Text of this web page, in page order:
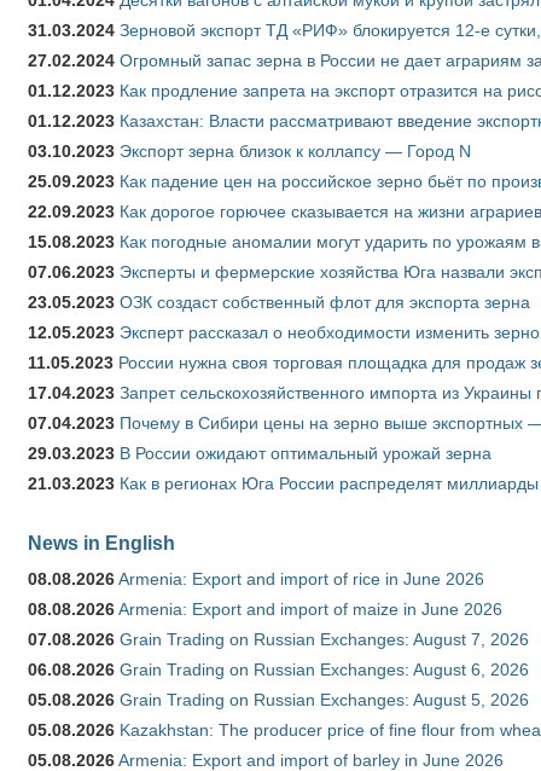
31.03.2024 Зерновой экспорт ТД «РИФ» блокируется 12-е
27.02.2024 Огромный запас зерна в России не дает аграриям
01.12.2023 Как продление запрета на экспорт отразится на
01.12.2023 Казахстан: Власти рассматривают введение
03.10.2023 Экспорт зерна близок к коллапсу — Город N
25.09.2023 Как падение цен на российское зерно бьёт по
22.09.2023 Как дорогое горючее сказывается на жизни аграриев
15.08.2023 Как погодные аномалии могут ударить по урожаям
07.06.2023 Эксперты и фермерские хозяйства Юга назвали
23.05.2023 ОЗК создаст собственный флот для экспорта зерна
12.05.2023 Эксперт рассказал о необходимости изменить
11.05.2023 России нужна своя торговая площадка для продаж
17.04.2023 Запрет сельскохозяйственного импорта из
07.04.2023 Почему в Сибири цены на зерно выше экспортных
29.03.2023 В России ожидают оптимальный урожай зерна
21.03.2023 Как в регионах Юга России распределят
News in English
08.08.2026Armenia: Export and import of rice in June 2026
08.08.2026Armenia: Export and import of maize in June 2026
07.08.2026 Grain Trading on Russian Exchanges: August 7, 2026
06.08.2026 Grain Trading on Russian Exchanges: August 6, 2026
05.08.2026 Grain Trading on Russian Exchanges: August 5, 2026
05.08.2026 Kazakhstan: The producer price of fine flour from
05.08.2026Armenia: Export and import of barley in June 2026